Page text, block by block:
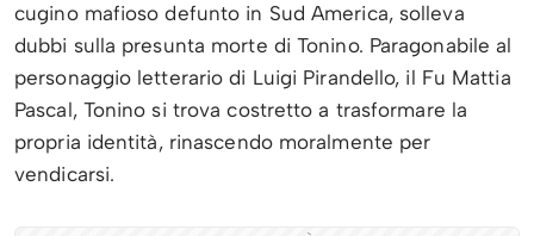
cugino mafioso defunto in Sud America, solleva
dubbi sulla presunta morte di Tonino. Paragonabile al
personaggio letterario di Luigi Pirandello, il Fu Mattia
Pascal, Tonino si trova costretto a trasformare la
propria identità, rinascendo moralmente per
vendicarsi.